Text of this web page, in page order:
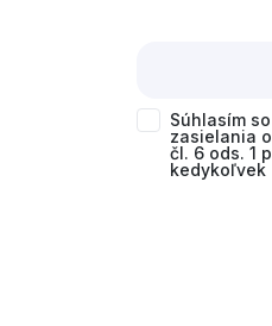
Súhlasím
zasielania
čl. 6 ods. 1
kedykoľvek